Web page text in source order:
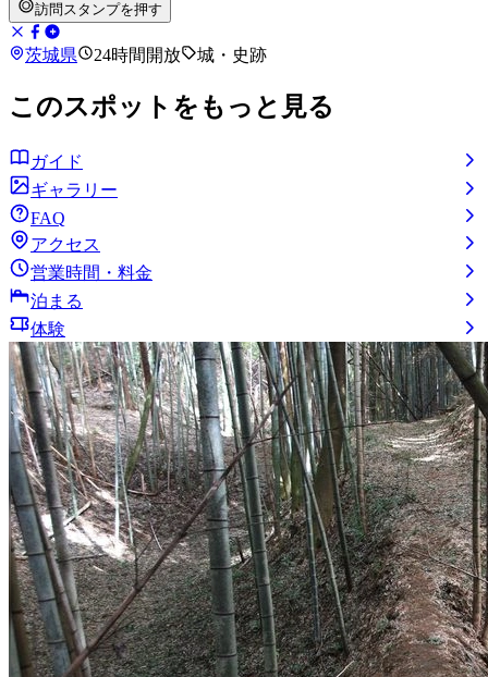
訪問スタンプを押す
茨城県 24時間開放 城・史跡
このスポットをもっと見る
ガイド
ギャラリー
FAQ
アクセス
営業時間・料金
泊まる
体験